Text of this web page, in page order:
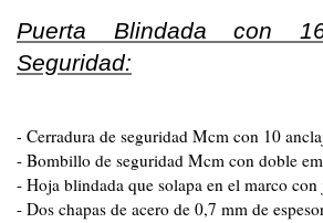
Puerta Blindada con
Seguridad:
- Cerradura de seguridad Mcm con 10
- Bombillo de seguridad Mcm con doble
- Hoja blindada que solapa en el marco con
- Dos chapas de acero de 0,7 mm de